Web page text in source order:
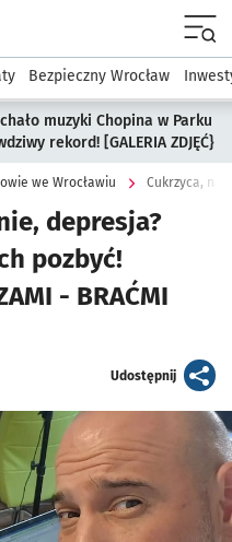
Dla mieszkańca
Bezpieczny Wrocław
muzyki Chopina w Parku
rekord! [GALERIA ZDJĘĆ}
we Wrocławiu
depresja?
pozbyć!
- BRAĆMI
Udostępnijartykuł